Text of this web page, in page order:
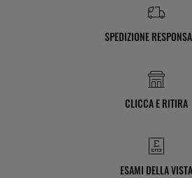
SPEDIZIONE
CLICCA E RITIRA
ESAMI DELLA VISTA